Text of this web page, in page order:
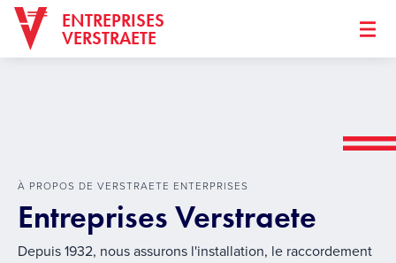
ENTREPRISES
VERSTRAETE
À PROPOS DE VERSTRAETE ENTERPRISES
Entreprises Verstraete
Depuis 1932, nous assurons l'installation, le raccordement